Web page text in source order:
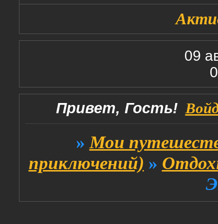
09
Привет, Гость!
» Мои
приключений) »